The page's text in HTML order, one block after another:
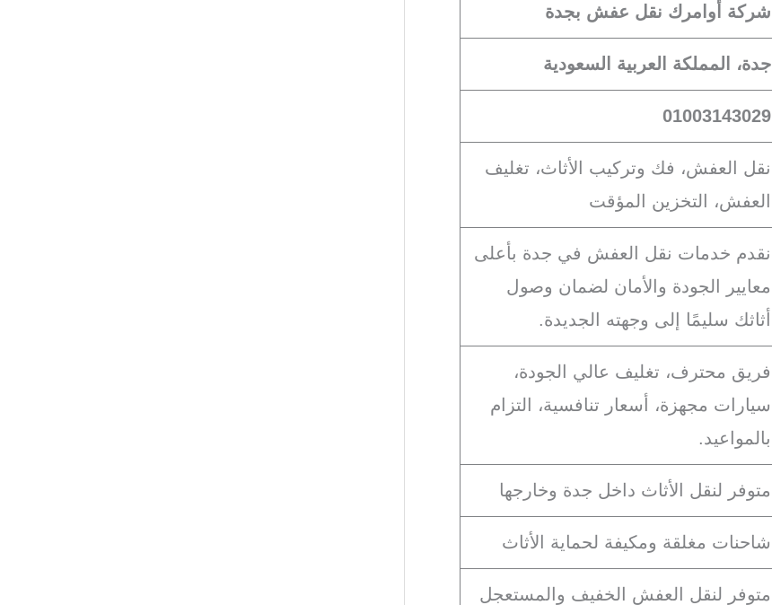
شركة أوامرك نقل عفش بجدة
جدة، المملكة العربية السعودية
01003143029
نقل العفش، فك وتركيب الأثاث، تغليف
العفش، التخزين المؤقت
نقدم خدمات نقل العفش في جدة بأعلى
معايير الجودة والأمان لضمان وصول
أثاثك سليمًا إلى وجهته الجديدة.
فريق محترف، تغليف عالي الجودة،
سيارات مجهزة، أسعار تنافسية، التزام
بالمواعيد.
متوفر لنقل الأثاث داخل جدة وخارجها
شاحنات مغلقة ومكيفة لحماية الأثاث
متوفر لنقل العفش الخفيف والمستعجل